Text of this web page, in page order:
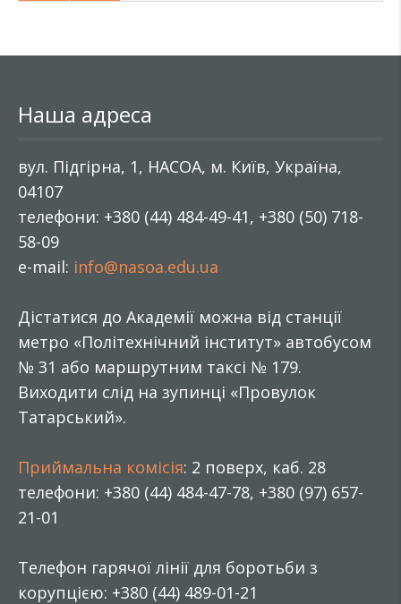
Наша адреса
вул. Підгірна, 1, НАСОА, м. Київ, Україна,
04107
телефони: +380 (44) 484-49-41, +380 (50) 718-
58-09
e-mail: info@nasoa.edu.ua
Дістатися до Академії можна від станції
метро «Політехнічний інститут» автобусом
№ 31 або маршрутним таксі № 179.
Виходити слід на зупинці «Провулок
Татарський».
Приймальна комісія: 2 поверх, каб. 28
телефони: +380 (44) 484-47-78, +380 (97) 657-
21-01
Телефон гарячої лінії для боротьби з
корупцією: +380 (44) 489-01-21